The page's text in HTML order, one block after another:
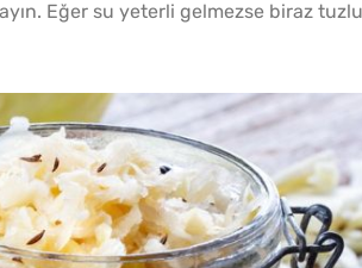
Eğer su yeterli gelmezse biraz tuzlu